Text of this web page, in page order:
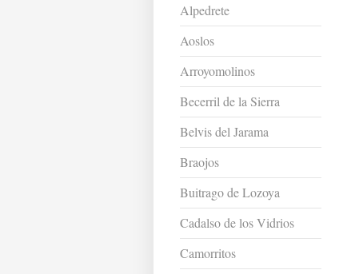
Alpedrete
Aoslos
Arroyomolinos
Becerril de la Sierra
Belvis del Jarama
Braojos
Buitrago de Lozoya
Cadalso de los Vidrios
Camorritos